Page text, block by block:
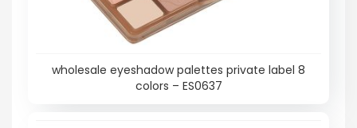
wholesale eyeshadow palettes private label 8
colors – ES0637